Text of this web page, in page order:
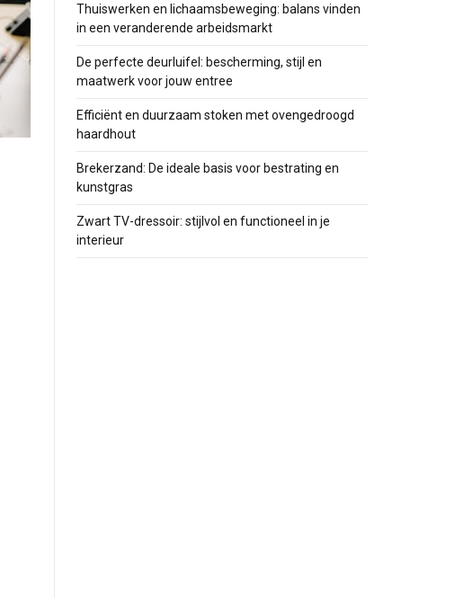
Thuiswerken en lichaamsbeweging: balans vinden
in een veranderende arbeidsmarkt
De perfecte deurluifel: bescherming, stijl en
maatwerk voor jouw entree
Efficiënt en duurzaam stoken met ovengedroogd
haardhout
Brekerzand: De ideale basis voor bestrating en
kunstgras
Zwart TV-dressoir: stijlvol en functioneel in je
interieur